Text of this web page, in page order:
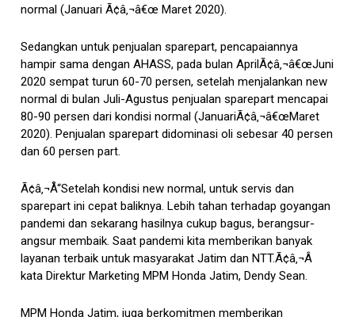
normal (Januari Ã¢â‚¬â€œ Maret 2020).
Sedangkan untuk penjualan sparepart, pencapaiannya
hampir sama dengan AHASS, pada bulan AprilÃ¢â‚¬â€œJuni
2020 sempat turun 60-70 persen, setelah menjalankan new
normal di bulan Juli-Agustus penjualan sparepart mencapai
80-90 persen dari kondisi normal (JanuariÃ¢â‚¬â€œMaret
2020). Penjualan sparepart didominasi oli sebesar 40 persen
dan 60 persen part.
Ã¢â‚¬Å“Setelah kondisi new normal, untuk servis dan
sparepart ini cepat baliknya. Lebih tahan terhadap goyangan
pandemi dan sekarang hasilnya cukup bagus, berangsur-
angsur membaik. Saat pandemi kita memberikan banyak
layanan terbaik untuk masyarakat Jatim dan NTT.Ã¢â‚¬Â
kata Direktur Marketing MPM Honda Jatim, Dendy Sean.
MPM Honda Jatim, juga berkomitmen memberikan